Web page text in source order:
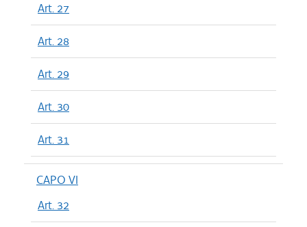
Art. 27
Art. 28
Art. 29
Art. 30
Art. 31
CAPO VI
Art. 32